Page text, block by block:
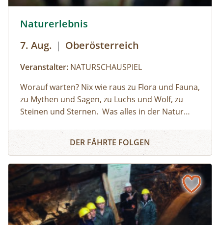
Naturerlebnis
7. Aug. | Oberösterreich
Veranstalter: NATURSCHAUSPIEL
Worauf warten? Nix wie raus zu Flora und Fauna,
zu Mythen und Sagen, zu Luchs und Wolf, zu
Steinen und Sternen.⁠ ⁠ Was alles in der Natur
wissen die NATURSCHAUSPIEL Guides. Als
Naturvermittler:innen verstehen sie es, Groß
Wunder der Natur zu
öffnen.⁠ ⁠NATURSCHAUSPIEL ist Oberösterreichs
Plattform für Naturvermittlung So geht's:⁠Melde
dich zu einem Termin aus dem
Veranstaltungskalender an oder organisiere
Naturerlebnis
DER FÄHRTE FOLGEN